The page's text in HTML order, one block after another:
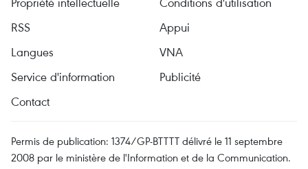
RSS
Appui
Langues
VNA
Service d'information
Publicité
Contact
Permis de publication: 1374/GP-BTTTT délivré le 11 septembre
2008 par le ministère de l'Information et de la Communication.